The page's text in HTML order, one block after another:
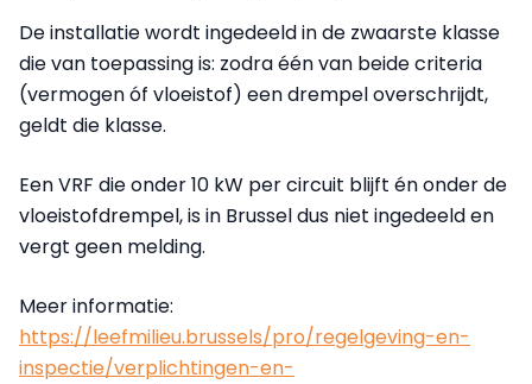
De installatie wordt ingedeeld in de zwaarste klasse
die van toepassing is: zodra één van beide criteria
(vermogen óf vloeistof) een drempel overschrijdt,
geldt die klasse.
Een VRF die onder 10 kW per circuit blijft én onder de
vloeistofdrempel, is in Brussel dus niet ingedeeld en
vergt geen melding.
Meer informatie:
https://leefmilieu.brussels/pro/regelgeving-en-
inspectie/verplichtingen-en-